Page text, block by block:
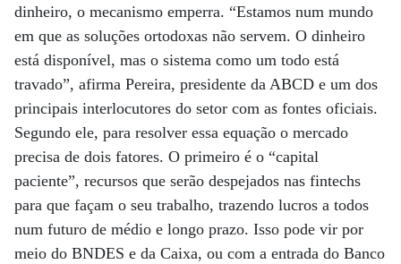
dinheiro, o mecanismo emperra. “Estamos num mundo
em que as soluções ortodoxas não servem. O dinheiro
está disponível, mas o sistema como um todo está
travado”, afirma Pereira, presidente da ABCD e um dos
principais interlocutores do setor com as fontes oficiais.
Segundo ele, para resolver essa equação o mercado
precisa de dois fatores. O primeiro é o “capital
paciente”, recursos que serão despejados nas fintechs
para que façam o seu trabalho, trazendo lucros a todos
num futuro de médio e longo prazo. Isso pode vir por
meio do BNDES e da Caixa, ou com a entrada do Banco